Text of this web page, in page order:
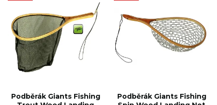
Podběrák Giants Fishing
Podběrák Giants Fishing